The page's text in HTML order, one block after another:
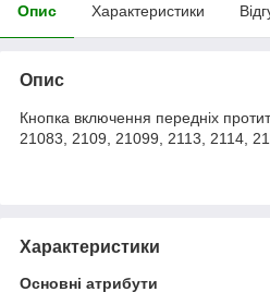
Опис Характеристики
Опис
Кнопка включення передніх
21083, 2109, 21099, 2113, 2114,
Характеристики
Основні атрибути